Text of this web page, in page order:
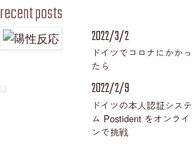
recent posts
2022/3/2
ドイツでコロナにかかっ
たら
2022/2/9
ドイツの本人認証システ
ム Postident をオンライ
ンで挑戦